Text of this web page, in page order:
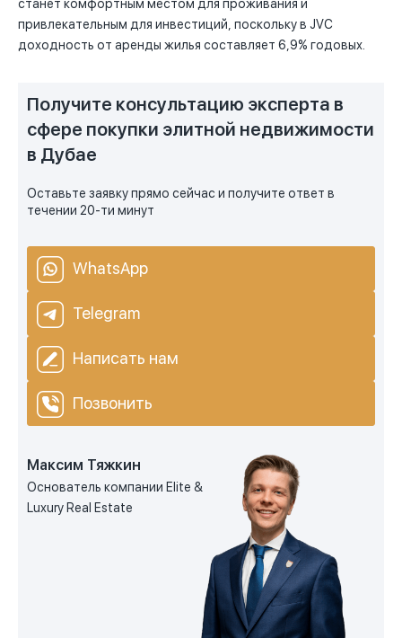
станет комфортным местом для проживания и
привлекательным для инвестиций, поскольку в JVC
доходность от аренды жилья составляет 6,9% годовых.
Получите консультацию эксперта в
сфере покупки элитной недвижимости
в Дубае
Оставьте заявку прямо сейчас и получите ответ в
течении 20-ти минут
WhatsApp
Telegram
Написать нам
Позвонить
Максим Тяжкин
Основатель компании Elite &
Luxury Real Estate